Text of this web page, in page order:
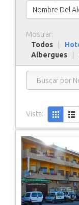
Nombre Del
Mostrar:
Todos
Albergues
Vista: